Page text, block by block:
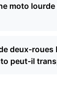
moto
deux-roues
peut-il